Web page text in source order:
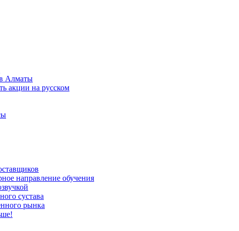
Алматы
акции на русском
направление обучения
сустава
рынка